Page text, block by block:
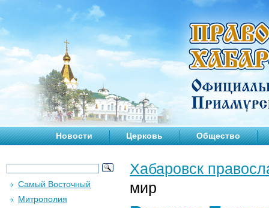
Новости Церковь Общество
Хабаровск
мир
Самый Восточный
Митрополия